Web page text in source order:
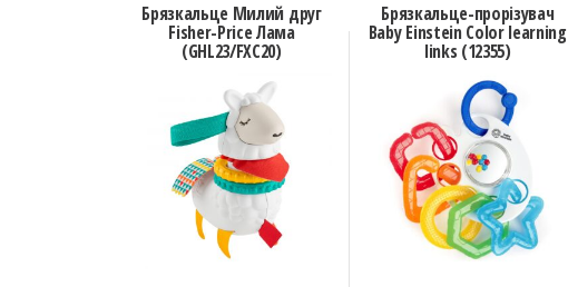
Брязкальце Милий друг
Fisher-Price Лама
(GHL23/FXC20)
Брязкальце-прорізувач
Baby Einstein Color learning
links (12355)